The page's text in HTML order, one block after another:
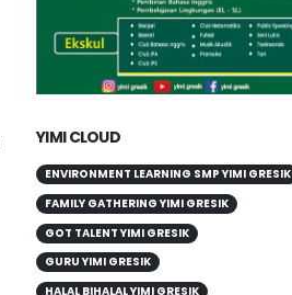
YIMI CLOUD
ENVIRONMENT LEARNING SMP YIMI GRESIK
FAMILY GATHERING YIMI GRESIK
GOT TALENT YIMI GRESIK
GURU YIMI GRESIK
HALAL BIHALAL YIMI GRESIK